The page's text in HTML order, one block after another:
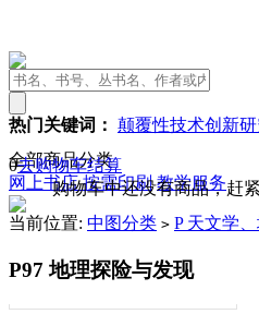
热门关键词： 颠覆性技术创新研
0去购物车结算
购物车中还没有商品，赶
全部商品分类
网上书店按需印刷 教学服务
当前位置: 中图分类 > P 天文学
P97 地理探险与发现